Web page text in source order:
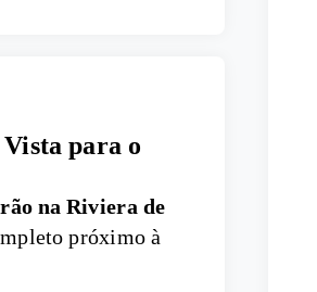
para o
na Riviera de
próximo à